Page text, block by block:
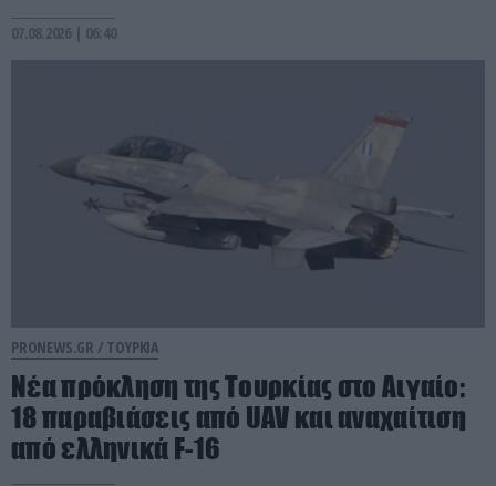
07.08.2026 | 06:40
PRONEWS.GR / ΤΟΥΡΚΙΑ
Νέα πρόκληση της Τουρκίας στο Αιγαίο:
18 παραβιάσεις από UAV και αναχαίτιση
από ελληνικά F-16